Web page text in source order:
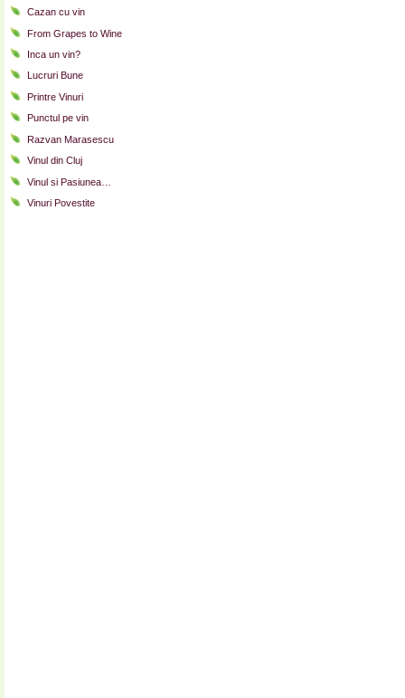
Cazan cu vin
From Grapes to Wine
Inca un vin?
Lucruri Bune
Printre Vinuri
Punctul pe vin
Razvan Marasescu
Vinul din Cluj
Vinul si Pasiunea…
Vinuri Povestite